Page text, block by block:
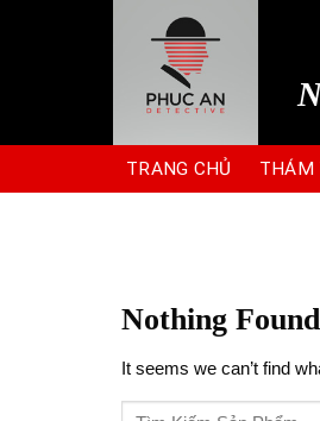
TRANG CHỦ THÁM
Nothing Found
It seems we can’t find